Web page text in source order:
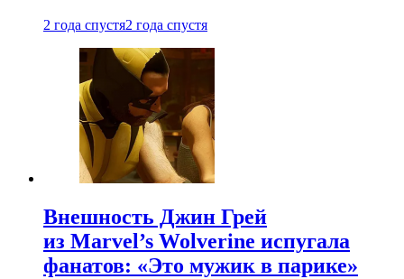
2 года спустя2 года спустя
Внешность Джин Грей
из Marvel’s Wolverine испугала
фанатов: «Это мужик в парике»